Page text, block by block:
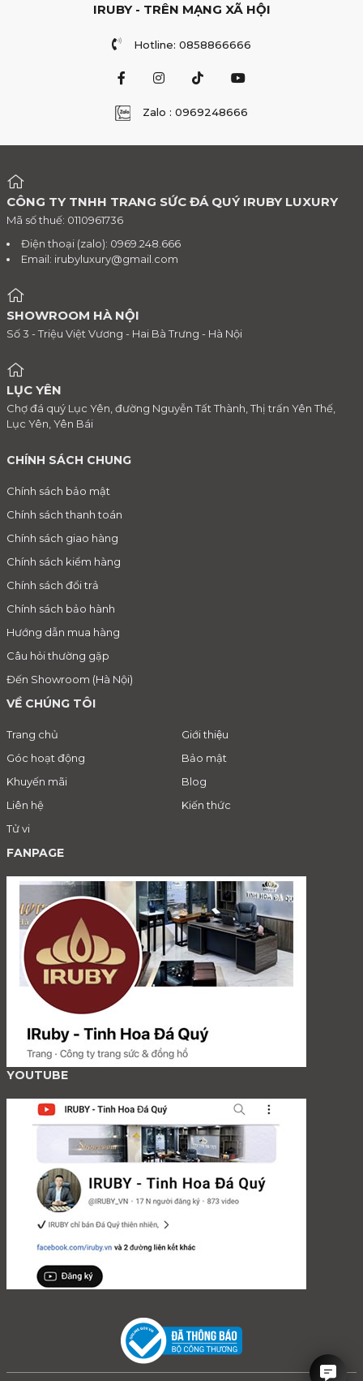
IRUBY - TRÊN MẠNG XÃ HỘI
Hotline: 0858866666
Zalo : 0969248666
CÔNG TY TNHH TRANG SỨC ĐÁ QUÝ IRUBY LUXURY
Mã số thuế: 0110961736
Điện thoại (zalo): 0969.248.666
Email: irubyluxury@gmail.com
SHOWROOM HÀ NỘI
Số 3 - Triệu Việt Vương - Hai Bà Trưng - Hà Nội
LỤC YÊN
Chợ đá quý Lục Yên, đường Nguyễn Tất Thành, Thị trấn Yên Thế,
Lục Yên, Yên Bái
CHÍNH SÁCH CHUNG
Chính sách bảo mật
Chính sách thanh toán
Chính sách giao hàng
Chính sách kiểm hàng
Chính sách đổi trả
Chính sách bảo hành
Hướng dẫn mua hàng
Câu hỏi thường gặp
Đến Showroom (Hà Nội)
VỀ CHÚNG TÔI
Trang chủ
Giới thiệu
Góc hoạt động
Bảo mật
Khuyến mãi
Blog
Liên hệ
Kiến thức
Tử vi
FANPAGE
YOUTUBE